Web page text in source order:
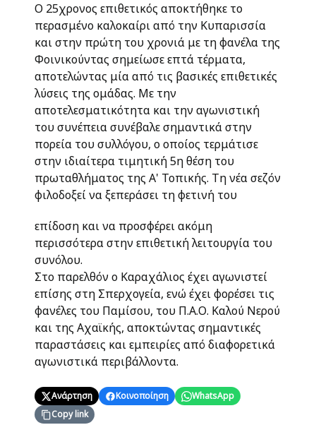
Ο 25χρονος επιθετικός αποκτήθηκε το
περασμένο καλοκαίρι από την Κυπαρισσία
και στην πρώτη του χρονιά με τη φανέλα της
Φοινικούντας σημείωσε επτά τέρματα,
αποτελώντας μία από τις βασικές επιθετικές
λύσεις της ομάδας. Με την
αποτελεσματικότητα και την αγωνιστική
του συνέπεια συνέβαλε σημαντικά στην
πορεία του συλλόγου, ο οποίος τερμάτισε
στην ιδιαίτερα τιμητική 5η θέση του
πρωταθλήματος της Α' Τοπικής. Τη νέα σεζόν
φιλοδοξεί να ξεπεράσει τη φετινή του
επίδοση και να προσφέρει ακόμη
περισσότερα στην επιθετική λειτουργία του
συνόλου.
Στο παρελθόν ο Καραχάλιος έχει αγωνιστεί
επίσης στη Σπερχογεία, ενώ έχει φορέσει τις
φανέλες του Παμίσου, του Π.Α.Ο. Καλού Νερού
και της Αχαϊκής, αποκτώντας σημαντικές
παραστάσεις και εμπειρίες από διαφορετικά
αγωνιστικά περιβάλλοντα.
Ανάρτηση Κοινοποίηση
WhatsApp
Copy link